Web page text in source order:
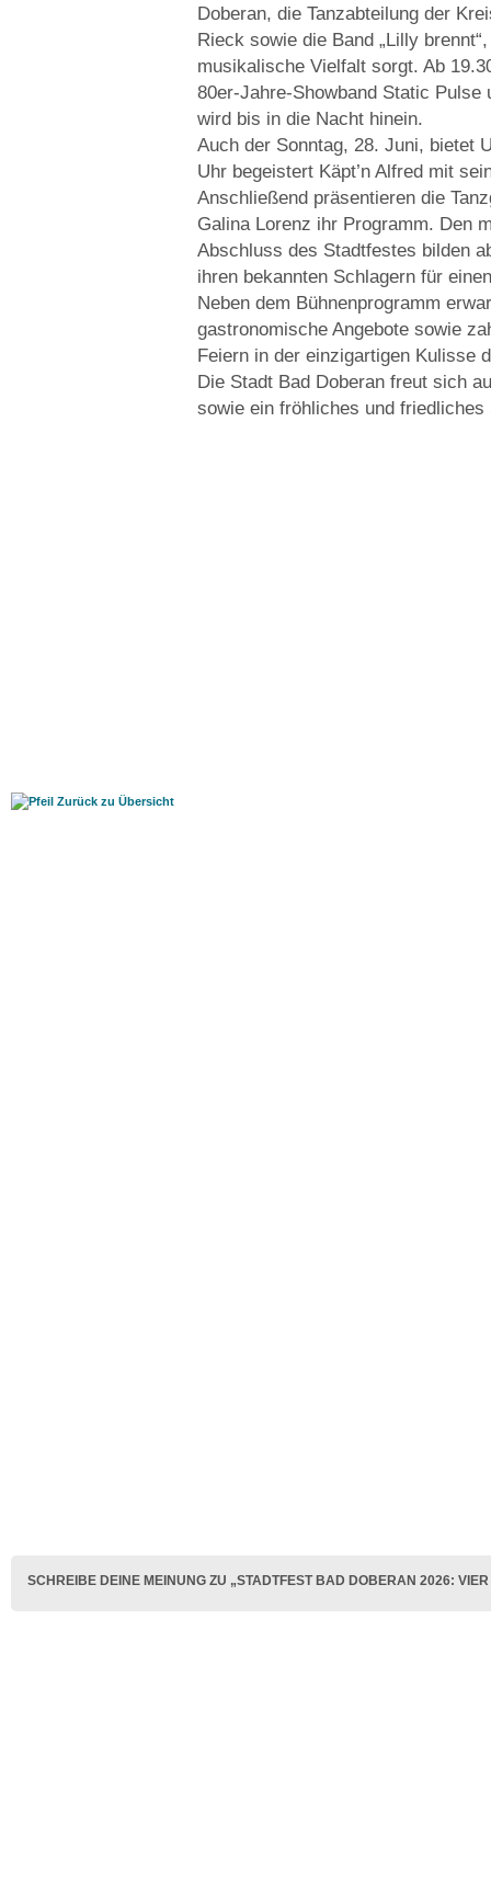
Doberan, die Tanzabteilung der
Rieck sowie die Band „Lilly
musikalische Vielfalt sorgt. Ab
80er-Jahre-Showband Static
wird bis in die Nacht hinein.
Auch der Sonntag, 28. Juni, bietet
Uhr begeistert Käpt’n Alfred mit
Anschließend präsentieren die
Galina Lorenz ihr Programm. Den
Abschluss des Stadtfestes bilden
ihren bekannten Schlagern für
Neben dem Bühnenprogramm
gastronomische Angebote sowie
Feiern in der einzigartigen Kulisse
Die Stadt Bad Doberan freut sich
sowie ein fröhliches und friedliches
Zurück zu Übersicht
SCHREIBE DEINE MEINUNG ZU „STADTFEST BAD DOBERAN 2026: